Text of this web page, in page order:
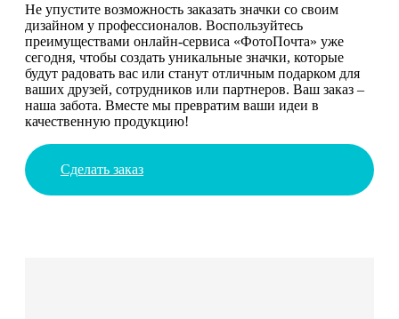
Не упустите возможность заказать значки со своим
дизайном у профессионалов. Воспользуйтесь
преимуществами онлайн-сервиса «ФотоПочта» уже
сегодня, чтобы создать уникальные значки, которые
будут радовать вас или станут отличным подарком для
ваших друзей, сотрудников или партнеров. Ваш заказ –
наша забота. Вместе мы превратим ваши идеи в
качественную продукцию!
Сделать заказ